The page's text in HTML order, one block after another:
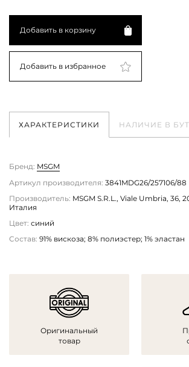
Добавить в корзину
Добавить в избранное
ХАРАКТЕРИСТИКИ НАЛИЧИЕ В
Бренд: MSGM
Артикул производителя: 3841MDG26/257106/88
Производитель: MSGM S.R.L., Viale Umbria, 36,
Италия
Цвет: синий
Состав: 91% вискоза; 8% полиэстер; 1% эластан
Оригинальный
товар